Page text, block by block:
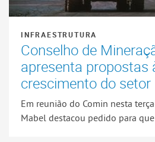
INFRAESTRUTURA
Conselho de
apresenta propostas
crescimento do setor
Em reunião do Comin nesta
Mabel destacou pedido para que